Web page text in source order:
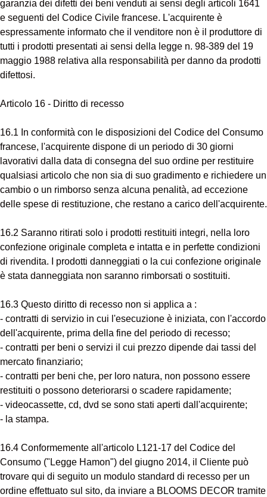
garanzia dei difetti dei beni venduti ai sensi degli articoli 1641
e seguenti del Codice Civile francese. L'acquirente è
espressamente informato che il venditore non è il produttore di
tutti i prodotti presentati ai sensi della legge n. 98-389 del 19
maggio 1988 relativa alla responsabilità per danno da prodotti
difettosi.
Articolo 16 - Diritto di recesso
16.1 In conformità con le disposizioni del Codice del Consumo
francese, l'acquirente dispone di un periodo di 30 giorni
lavorativi dalla data di consegna del suo ordine per restituire
qualsiasi articolo che non sia di suo gradimento e richiedere un
cambio o un rimborso senza alcuna penalità, ad eccezione
delle spese di restituzione, che restano a carico dell'acquirente.
16.2 Saranno ritirati solo i prodotti restituiti integri, nella loro
confezione originale completa e intatta e in perfette condizioni
di rivendita. I prodotti danneggiati o la cui confezione originale
è stata danneggiata non saranno rimborsati o sostituiti.
16.3 Questo diritto di recesso non si applica a :
- contratti di servizio in cui l'esecuzione è iniziata, con l'accordo
dell'acquirente, prima della fine del periodo di recesso;
- contratti per beni o servizi il cui prezzo dipende dai tassi del
mercato finanziario;
- contratti per beni che, per loro natura, non possono essere
restituiti o possono deteriorarsi o scadere rapidamente;
- videocassette, cd, dvd se sono stati aperti dall'acquirente;
- la stampa.
16.4 Conformemente all'articolo L121-17 del Codice del
Consumo ("Legge Hamon") del giugno 2014, il Cliente può
trovare qui di seguito un modulo standard di recesso per un
ordine effettuato sul sito, da inviare a BLOOMS DECOR tramite